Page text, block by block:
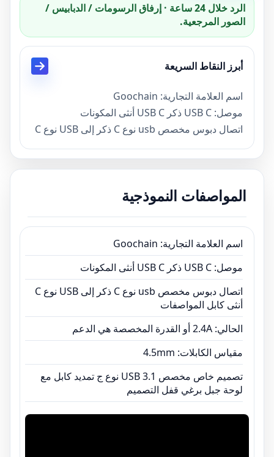
الرد خلال 24 ساعة · إرفاق الرسومات / الدبابيس /
الصور المرجعية.
أبرز النقاط السريعة
اسم العلامة التجارية: Goochain
موصل: USB C ذكر USB C أنثى المكونات
اتصال دبوس مخصص usb نوع C ذكر إلى USB نوع C
أنثى كابل المواصفات
الحالي: 2.4A أو القدرة المخصصة هي الدعم
المواصفات النموذجية
اسم العلامة التجارية: Goochain
موصل: USB C ذكر USB C أنثى المكونات
اتصال دبوس مخصص usb نوع C ذكر إلى USB نوع C
أنثى كابل المواصفات
الحالي: 2.4A أو القدرة المخصصة هي الدعم
مقياس الكابلات: 4.5mm
تصميم خاص مخصص USB 3.1 نوع ج تمديد كابل مع
لوحة جبل برغي قفل التصميم